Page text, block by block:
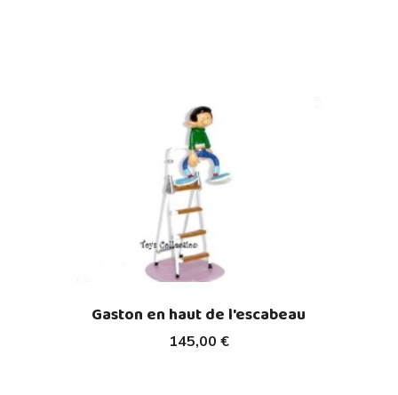
145,00 €
Gaston en haut de l'escabeau